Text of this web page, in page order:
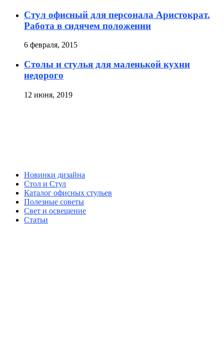
Стул офисный для персонала Аристократ.
Работа в сидячем положении
6 февраля, 2015
Столы и стулья для маленькой кухни
недорого
12 июня, 2019
Новинки дизайна
Стол и Стул
Каталог офисных стульев
Полезные советы
Свет и освещение
Статьи